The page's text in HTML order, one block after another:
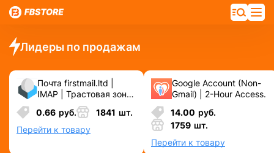
Лидеры по продажам
Почта firstmail.ltd |
IMAP | Трастовая зона
.COM ❗️ Новые, Чистые
❗️ С реальными
логинами | ☑️
Специально для ФБ/
0.66 руб. 1841 шт.
Перейти к товару
Google Account (Non-
Gmail) | 2-Hour Access.
14.00 руб.
1759 шт.
Перейти к товару